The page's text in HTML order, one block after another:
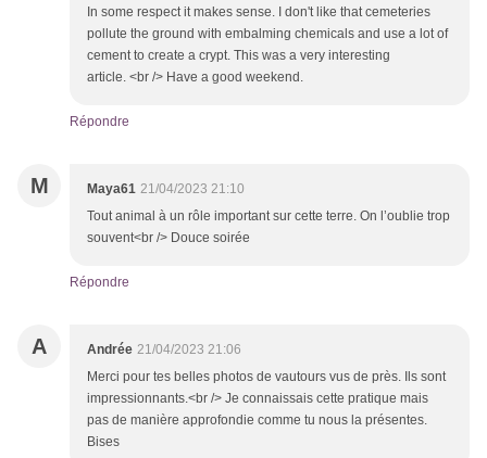
In some respect it makes sense. I don't like that cemeteries
pollute the ground with embalming chemicals and use a lot of
cement to create a crypt. This was a very interesting
article. <br /> Have a good weekend.
Répondre
M Maya61 21/04/2023 21:10
Tout animal à un rôle important sur cette terre. On l’oublie trop
souvent<br /> Douce soirée
Répondre
A Andrée 21/04/2023 21:06
Merci pour tes belles photos de vautours vus de près. Ils sont
impressionnants.<br /> Je connaissais cette pratique mais
pas de manière approfondie comme tu nous la présentes.
Bises